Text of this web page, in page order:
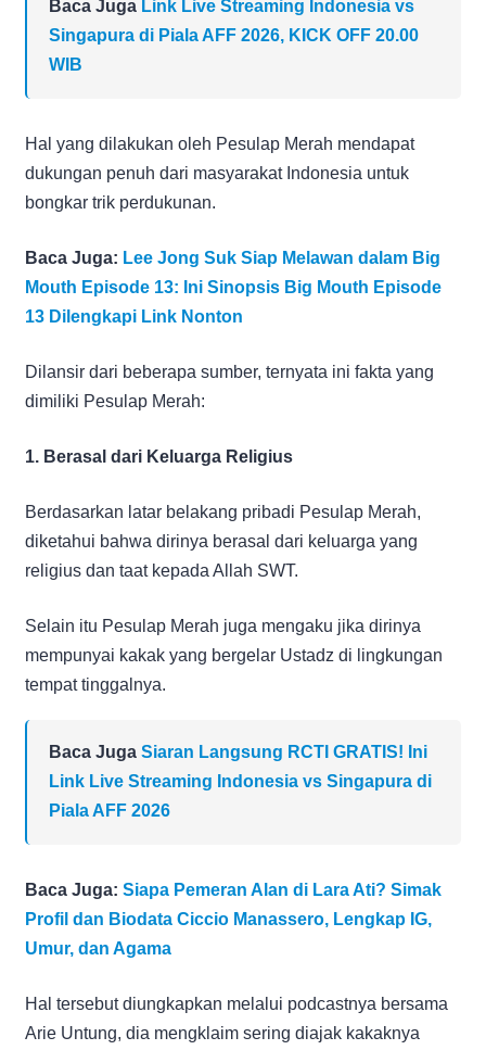
Baca Juga Link Live Streaming Indonesia vs
Singapura di Piala AFF 2026, KICK OFF 20.00
WIB
Hal yang dilakukan oleh Pesulap Merah mendapat
dukungan penuh dari masyarakat Indonesia untuk
bongkar trik perdukunan.
Baca Juga: Lee Jong Suk Siap Melawan dalam Big
Mouth Episode 13: Ini Sinopsis Big Mouth Episode
13 Dilengkapi Link Nonton
Dilansir dari beberapa sumber, ternyata ini fakta yang
dimiliki Pesulap Merah:
1. Berasal dari Keluarga Religius
Berdasarkan latar belakang pribadi Pesulap Merah,
diketahui bahwa dirinya berasal dari keluarga yang
religius dan taat kepada Allah SWT.
Selain itu Pesulap Merah juga mengaku jika dirinya
mempunyai kakak yang bergelar Ustadz di lingkungan
tempat tinggalnya.
Baca Juga Siaran Langsung RCTI GRATIS! Ini
Link Live Streaming Indonesia vs Singapura di
Piala AFF 2026
Baca Juga: Siapa Pemeran Alan di Lara Ati? Simak
Profil dan Biodata Ciccio Manassero, Lengkap IG,
Umur, dan Agama
Hal tersebut diungkapkan melalui podcastnya bersama
Arie Untung, dia mengklaim sering diajak kakaknya